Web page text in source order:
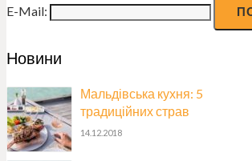
E-Mail:
Новини
Мальдівська кухня: 5
традиційних страв
14.12.2018